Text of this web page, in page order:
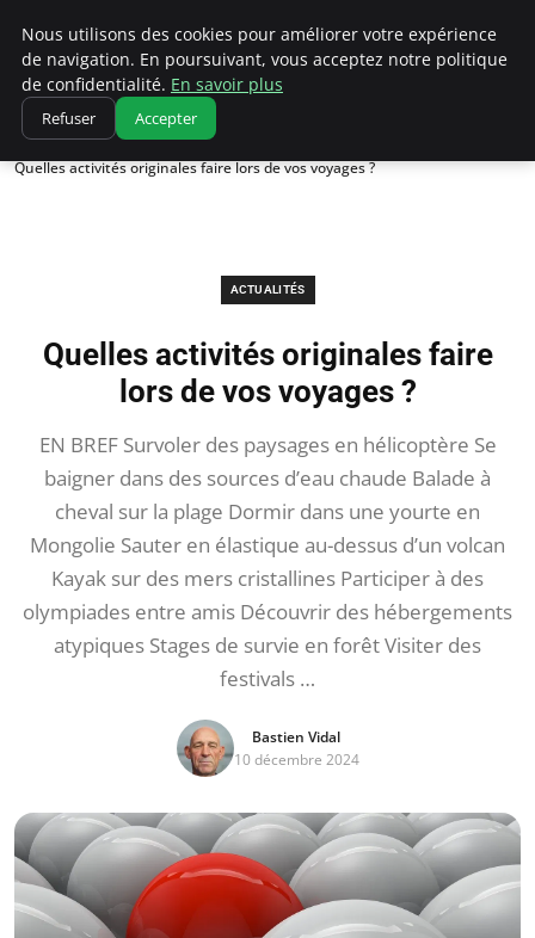
Correze Co
Accueil
Actualités
Quelles activités originales faire lors de vos voyages ?
ACTUALITÉS
Quelles activités originales faire
lors de vos voyages ?
EN BREF Survoler des paysages en hélicoptère Se
baigner dans des sources d’eau chaude Balade à
cheval sur la plage Dormir dans une yourte en
Mongolie Sauter en élastique au-dessus d’un volcan
Kayak sur des mers cristallines Participer à des
olympiades entre amis Découvrir des hébergements
atypiques Stages de survie en forêt Visiter des
festivals …
Bastien Vidal
10 décembre 2024
Nous utilisons des cookies pour améliorer votre expérience
de navigation. En poursuivant, vous acceptez notre politique
de confidentialité. En savoir plus
Refuser Accepter